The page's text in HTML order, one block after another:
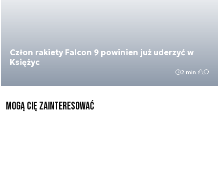
Człon rakiety Falcon 9 powinien już uderzyć w
Księżyc
2 min.
Mogą Cię zainteresować